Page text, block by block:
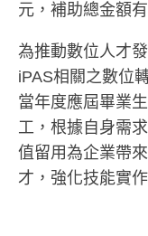
元，補助總金額
為推動數位人才
iPAS相關之數位
當年度應屆畢業
工，根據自身需
值留用為企業帶
才，強化技能實